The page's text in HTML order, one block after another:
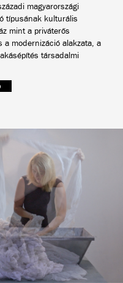
magyarországi
típusának kulturális
mint a priváterős
a modernizáció alakzata, a
társadalmi